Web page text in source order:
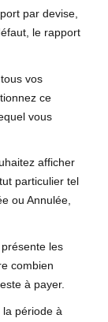
par devise,
le rapport
vos
ce
vous
afficher
particulier tel
ou Annulée,
les
combien
à payer.
la période à